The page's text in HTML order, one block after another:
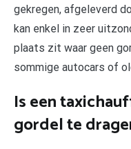
gekregen, afgeleverd
kan enkel in zeer
plaats zit waar geen
sommige autocars of
Is een
gordel te